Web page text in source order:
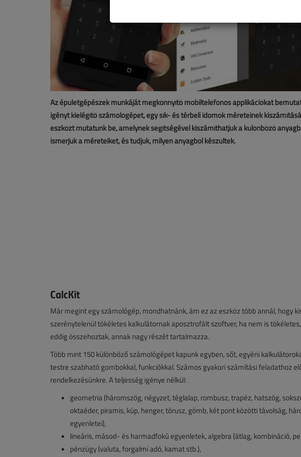
Az épületgépészek munkáját megkönnyítő mobiltelefonos applikációkat
igényt kielégítő számológépet, egy sík- és térbeli idomok méreteinek
eszközt mutatunk be, amelynek segítségével kiszámíthatjuk a különböző
ismerjük a méreteiket, és tudjuk, milyen anyagból készültek.
CalcKit
Már megint egy számológép, mondhatnánk, ám ez az eszköz több annál, hogy
szerénytelenül tökéletes kalkulátornak aposztrofált szoftver, ha nem is
eddig összehoztak, annak nagy részét tartalmazza.
Több mint 150 különböző számológépet kapunk egyben, sőt, egyéni
testre szabható gombokkal, funkciókkal. Számos gyakori számítási feladathoz
rendelkezésünkre. A teljesség igénye nélkül:
geometria (háromszög, négyzet, téglalap, rombusz, trapéz, hatszög,
oktaéder, piramis, kúp, henger, tórusz, gömb, két pont közötti távolság,
egyenletei),
lineáris, másod- és harmadfokú egyenletek, algebra (átlag, kombináció,
pénzügy (valuta, forgalmi adó, kamat stb.),